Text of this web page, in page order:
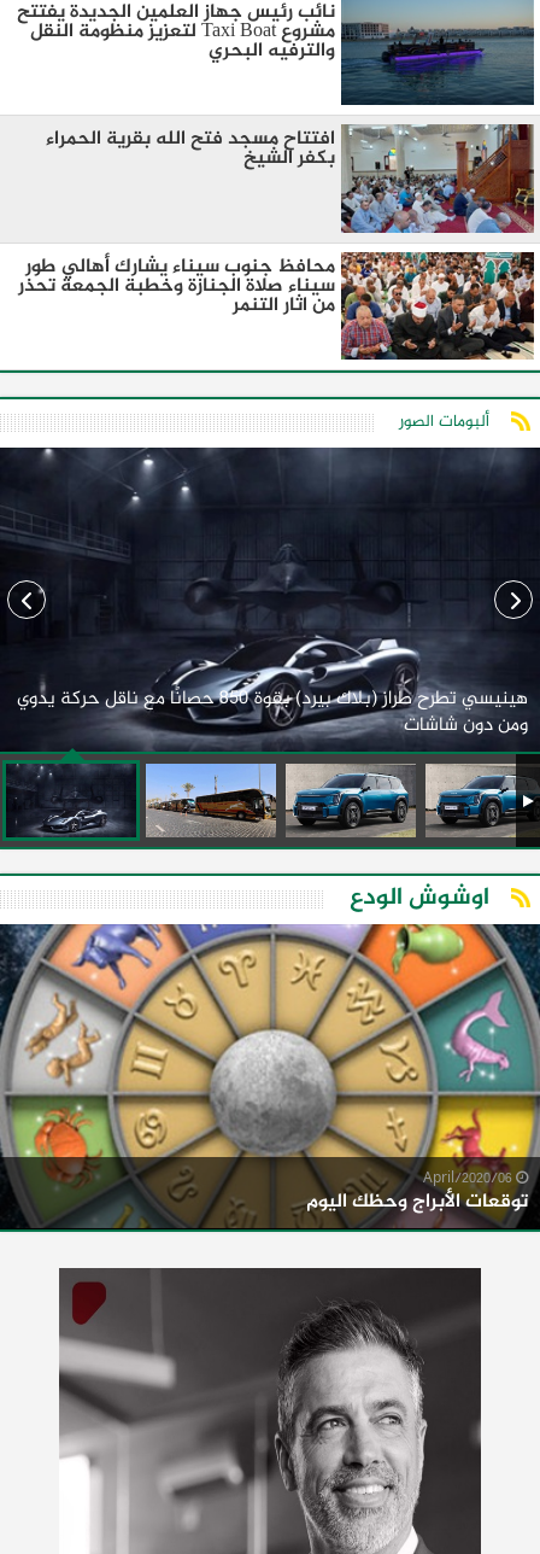
نائب رئيس جهاز العلمين الجديدة يفتتح
مشروع Taxi Boat لتعزيز منظومة النقل
والترفيه البحري
افتتاح مسجد فتح الله بقرية الحمراء
بكفر الشيخ
محافظ جنوب سيناء يشارك أهالي طور
سيناء صلاة الجنازة وخطبة الجمعة تحذر
من اثار التنمر
ألبومات الصور
هينيسي تطرح طراز (بلاك بيرد) بقوة 850 حصانًا مع ناقل حركة يدوي
ومن دون شاشات
اوشوش الودع
توقعات الأبراج وحظك اليوم